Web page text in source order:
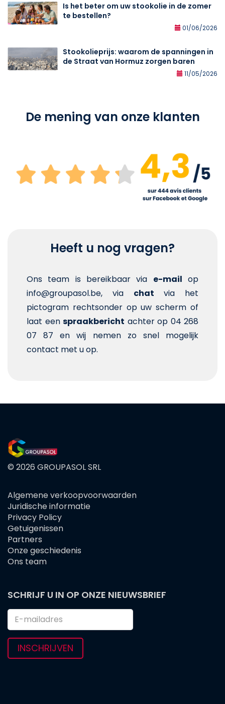
Is het beter om uw stookolie in de zomer
te bestellen?
01/06/2026
Stookolieprijs: waarom de spanningen in
de Straat van Hormuz zorgen baren
11/05/2026
De mening van onze klanten
Heeft u nog vragen?
Ons team is bereikbaar via e-mail op
info@groupasol.be, via chat via het
pictogram rechtsonder op uw scherm of
laat een spraakbericht achter op 04 268
07 87 en wij nemen zo snel mogelijk
contact met u op.
© 2026 GROUPASOL SRL
FOOTER
MENU
Algemene verkoopvoorwaarden
Juridische informatie
Privacy Policy
Getuigenissen
Partners
Onze geschiedenis
Ons team
SCHRIJF U IN OP ONZE NIEUWSBRIEF
INSCHRIJVEN